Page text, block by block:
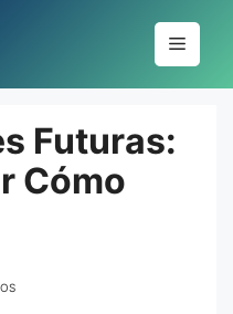
Menu
Futuras:
Cómo